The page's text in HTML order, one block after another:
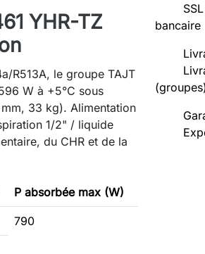
bancaire
YHR-TZ
R513A, le groupe TAJT
W à +5°C sous
33 kg). Alimentation
1/2" / liquide
du CHR et de la
P absorbée max (W)
790